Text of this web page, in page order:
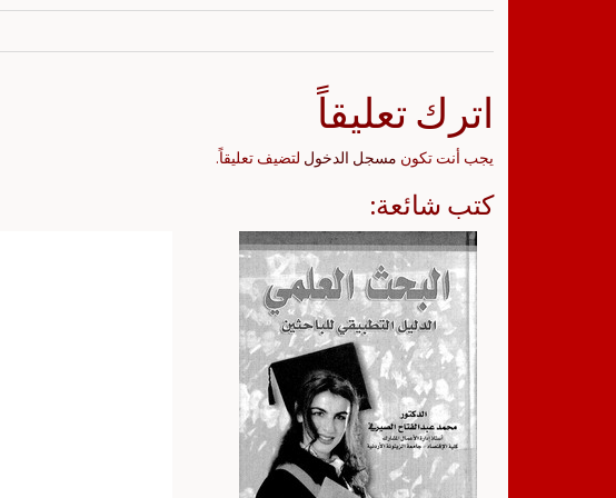
اترك تعليقاً
يجب أنت تكون مسجل الدخول لتضيف تعليقاً.
كتب شائعة: